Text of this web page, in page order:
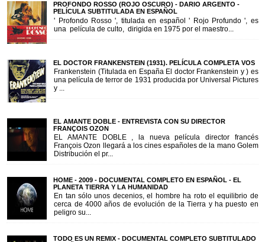
PROFONDO ROSSO (ROJO OSCURO) - DARIO ARGENTO -
PELÍCULA SUBTITULADA EN ESPAÑOL
' Profondo Rosso ', titulada en español ' Rojo Profundo ', es
una película de culto, dirigida en 1975 por el maestro...
EL DOCTOR FRANKENSTEIN (1931). PELÍCULA COMPLETA VOS
Frankenstein (Titulada en España El doctor Frankenstein y ) es
una película de terror de 1931 producida por Universal Pictures
y ...
EL AMANTE DOBLE - ENTREVISTA CON SU DIRECTOR
FRANÇOIS OZON
EL AMANTE DOBLE , la nueva película director francés
François Ozon llegará a los cines españoles de la mano Golem
Distribución el pr...
HOME - 2009 - DOCUMENTAL COMPLETO EN ESPAÑOL - EL
PLANETA TIERRA Y LA HUMANIDAD
En tan sólo unos decenios, el hombre ha roto el equilibrio de
cerca de 4000 años de evolución de la Tierra y ha puesto en
peligro su...
TODO ES UN REMIX - DOCUMENTAL COMPLETO SUBTITULADO